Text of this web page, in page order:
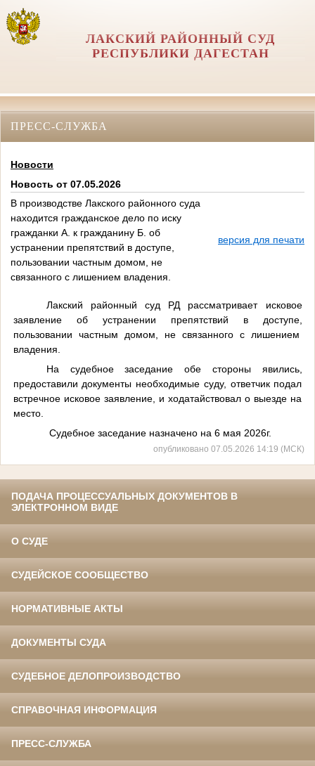
ЛАКСКИЙ РАЙОННЫЙ СУД
РЕСПУБЛИКИ ДАГЕСТАН
ПРЕСС-СЛУЖБА
Новости
Новость от 07.05.2026
В производстве Лакского районного суда
находится гражданское дело по иску
гражданки А. к гражданину Б. об
устранении препятствий в доступе,
пользовании частным домом, не
связанного с лишением владения.
версия для печати
Лакский районный суд РД рассматривает исковое
заявление об устранении препятствий в доступе,
пользовании частным домом, не связанного с лишением
владения.
На судебное заседание обе стороны явились,
предоставили документы необходимые суду, ответчик подал
встречное исковое заявление, и ходатайствовал о выезде на
место.
Судебное заседание назначено на 6 мая 2026г.
опубликовано 07.05.2026 14:19 (МСК)
ПОДАЧА ПРОЦЕССУАЛЬНЫХ ДОКУМЕНТОВ В
ЭЛЕКТРОННОМ ВИДЕ
О СУДЕ
СУДЕЙСКОЕ СООБЩЕСТВО
НОРМАТИВНЫЕ АКТЫ
ДОКУМЕНТЫ СУДА
СУДЕБНОЕ ДЕЛОПРОИЗВОДСТВО
СПРАВОЧНАЯ ИНФОРМАЦИЯ
ПРЕСС-СЛУЖБА